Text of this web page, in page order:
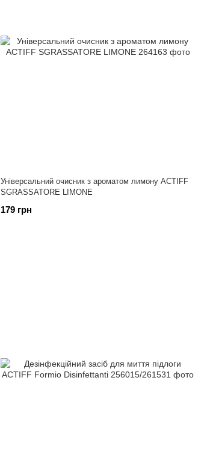
Універсальний очисник з ароматом лимону ACTIFF
SGRASSATORE LIMONE
179 грн